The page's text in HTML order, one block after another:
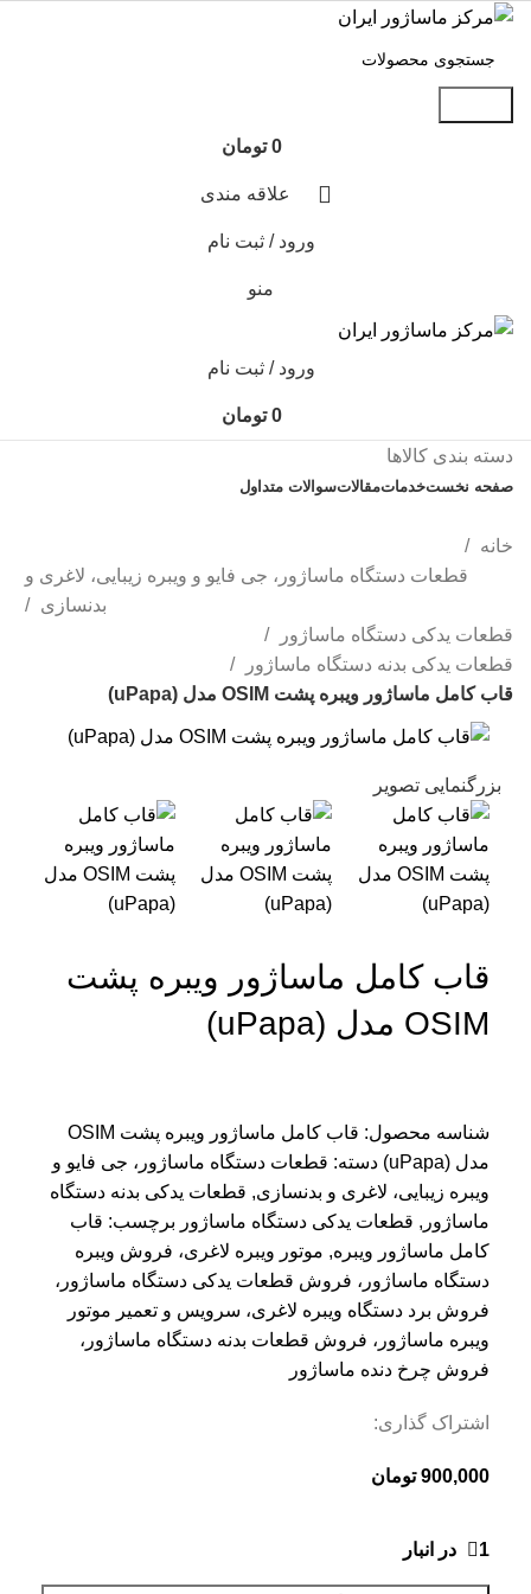
0 تومان
علاقه مندی
ورود / ثبت نام
منو
ورود / ثبت نام
0 تومان
دسته بندی کالاها
صفحه نخستخدماتمقالاتسوالات متداول
خانه
قطعات دستگاه ماساژور، جی فایو و ویبره زیبایی، لاغری و
بدنسازی
قطعات یدکی دستگاه ماساژور
قطعات یدکی بدنه دستگاه ماساژور
قاب کامل ماساژور ویبره پشت OSIM مدل (uPapa)
بزرگنمایی تصویر
قاب کامل ماساژور ویبره پشت
OSIM مدل (uPapa)
شناسه محصول:
قاب کامل ماساژور ویبره پشت OSIM
مدل (uPapa)
دسته: قطعات دستگاه ماساژور، جی فایو و
ویبره زیبایی، لاغری و بدنسازی, قطعات یدکی بدنه دستگاه
ماساژور , قطعات یدکی دستگاه ماساژور برچسب: قاب
کامل ماساژور ویبره, موتور ویبره لاغری، فروش ویبره
دستگاه ماساژور، فروش قطعات یدکی دستگاه ماساژور،
فروش برد دستگاه ویبره لاغری، سرویس و تعمیر موتور
ویبره ماساژور، فروش قطعات بدنه دستگاه ماساژور،
فروش چرخ دنده ماساژور
اشتراک گذاری:
900,000 تومان
1 در انبار